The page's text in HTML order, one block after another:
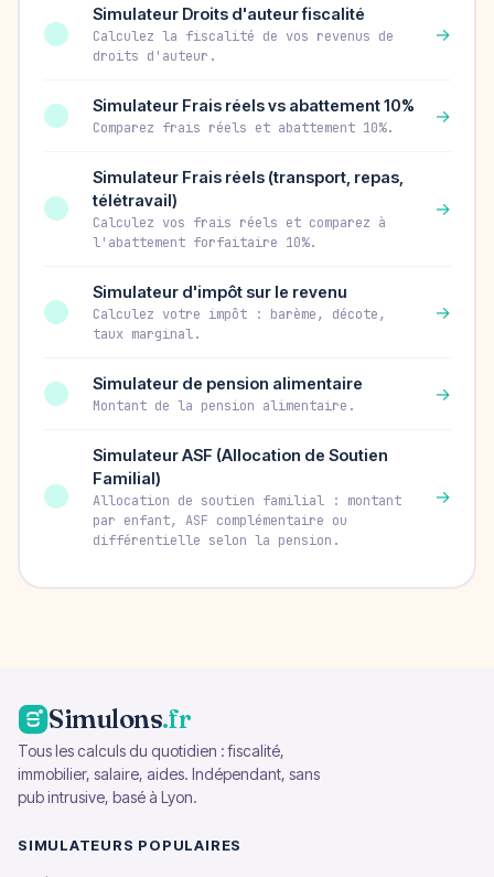
Simulateur Droits d'auteur fiscalité
Calculez la fiscalité de vos revenus de
droits d'auteur.
→
Simulateur Frais réels vs abattement 10%
Comparez frais réels et abattement 10%.
→
Simulateur Frais réels (transport, repas,
télétravail)
Calculez vos frais réels et comparez à
l'abattement forfaitaire 10%.
→
Simulateur d'impôt sur le revenu
Calculez votre impôt : barème, décote,
taux marginal.
→
Simulateur de pension alimentaire
Montant de la pension alimentaire.
→
Simulateur ASF (Allocation de Soutien
Familial)
Allocation de soutien familial : montant
par enfant, ASF complémentaire ou
différentielle selon la pension.
→
Simulons.fr
Tous les calculs du quotidien : fiscalité,
immobilier, salaire, aides. Indépendant, sans
pub intrusive, basé à Lyon.
SIMULATEURS POPULAIRES